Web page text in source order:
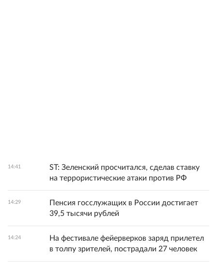
14:41
ST: Зеленский просчитался, сделав ставку
на террористические атаки против РФ
14:29
Пенсия госслужащих в России достигает
39,5 тысячи рублей
14:24
На фестивале фейерверков заряд прилетел
в толпу зрителей, пострадали 27 человек